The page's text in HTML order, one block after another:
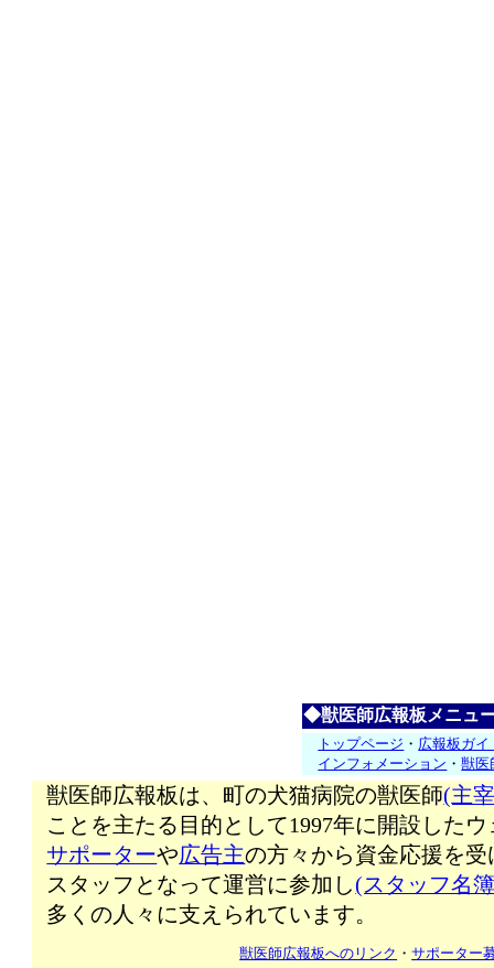
◆獣医師広報板メニュ
トップページ ・ 広報板ガイ
インフォメーション ・獣医
獣医師広報板は、町の犬猫病院の獣医師(主
ことを主たる目的として1997年に開設した
サポーターや広告主の方々から資金応援を受
スタッフとなって運営に参加し(スタッフ名
多くの人々に支えられています。
獣医師広報板へのリンク ・サポーター